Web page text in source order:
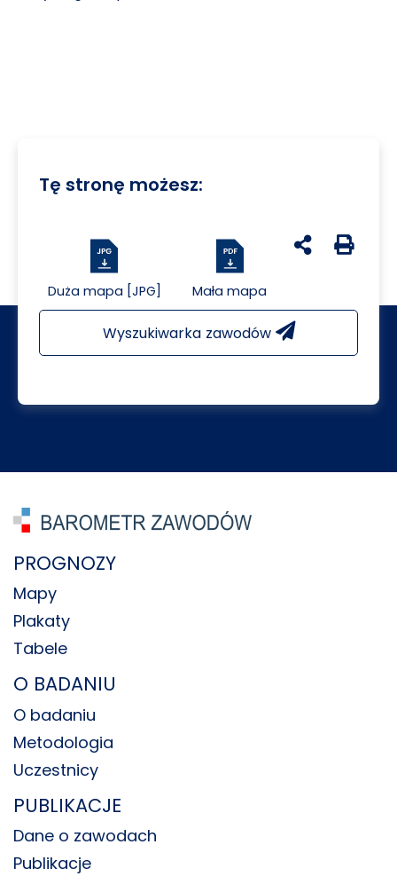
Tę stronę możesz:
Duża mapa [JPG] Mała mapa
udostępnij na
Generuj
Wyszukiwarka zawodów
PROGNOZY
Mapy
Plakaty
Tabele
O BADANIU
O badaniu
Metodologia
Uczestnicy
PUBLIKACJE
Dane o zawodach
Publikacje